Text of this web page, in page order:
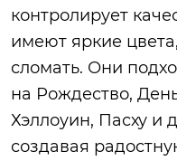
контролирует
имеют яркие
сломать. Они
на Рождество,
Хэллоуин, Пасху и
создавая